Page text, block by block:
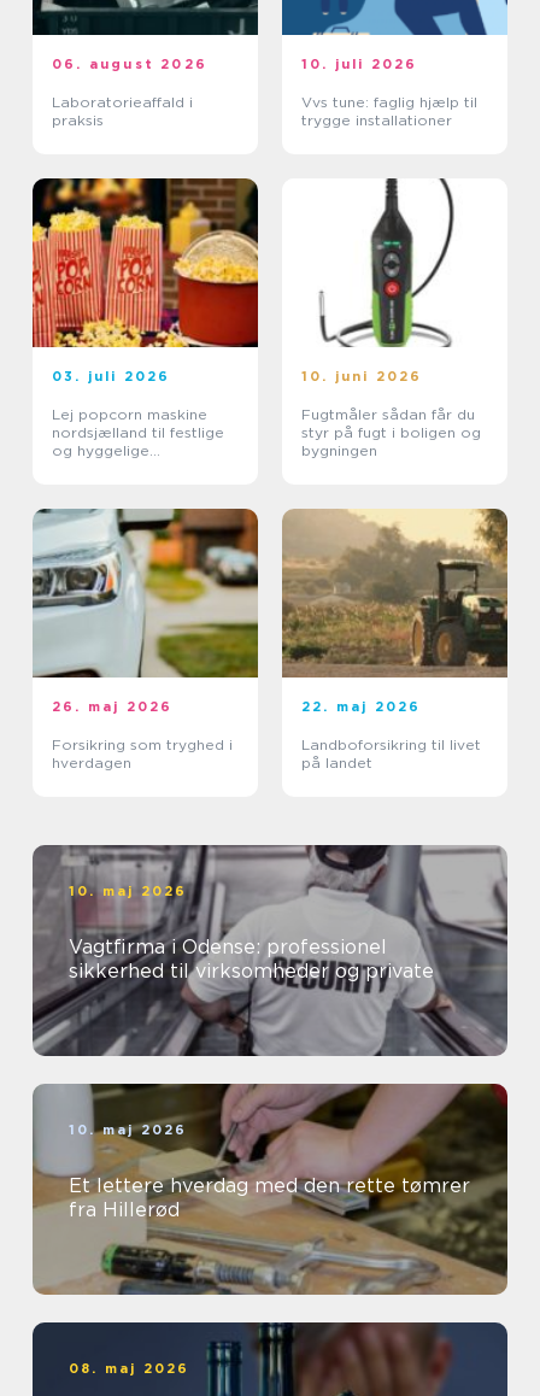
06. august 2026
Laboratorieaffald i
praksis
10. juli 2026
Vvs tune: faglig hjælp til
trygge installationer
03. juli 2026
Lej popcorn maskine
nordsjælland til festlige
og hyggelige
10. juni 2026
Fugtmåler sådan får du
styr på fugt i boligen og
bygningen
26. maj 2026
Forsikring som tryghed i
hverdagen
22. maj 2026
Landboforsikring til livet
på landet
10. maj 2026
Vagtfirma i Odense: professionel
sikkerhed til virksomheder og private
10. maj 2026
Et lettere hverdag med den rette tømrer
fra Hillerød
08. maj 2026